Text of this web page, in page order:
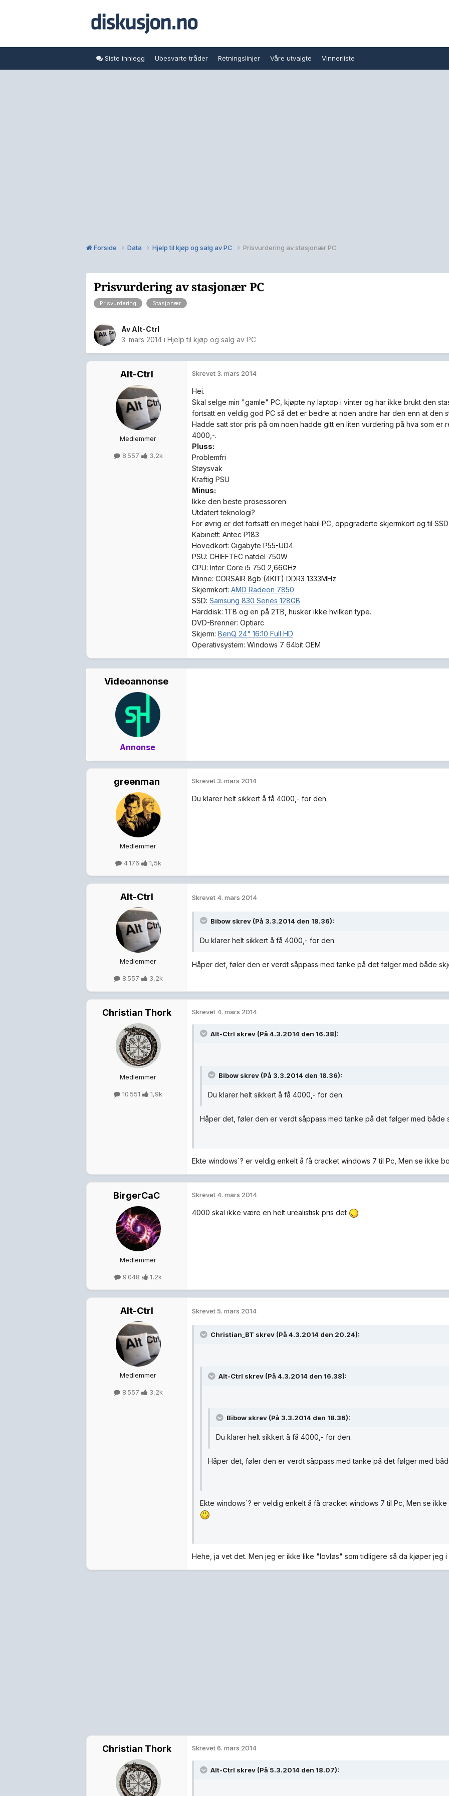
Siste innlegg Ubesvarte tråder Retningslinjer Våre utvalgte Vinnerliste
Forside Data Hjelp til kjøp og salg av PC Prisvurdering av stasjonær PC
Prisvurdering av stasjonær PC
Prisvurdering Stasjonær
Av Alt-Ctrl
3. mars 2014 i Hjelp til kjøp og salg av PC
Alt-Ctrl
Medlemmer
8 557 3,2k
Skrevet 3. mars 2014
Hei.
Skal selge min "gamle" PC, kjøpte ny laptop i vinter og har ikke brukt den
fortsatt en veldig god PC så det er bedre at noen andre har den enn at den
Hadde satt stor pris på om noen hadde gitt en liten vurdering på hva som er
4000,-.
Pluss:
Problemfri
Støysvak
Kraftig PSU
Minus:
Ikke den beste prosessoren
Utdatert teknologi?
For øvrig er det fortsatt en meget habil PC, oppgraderte skjermkort og til SSD
Kabinett: Antec P183
Hovedkort: Gigabyte P55-UD4
PSU: CHIEFTEC nätdel 750W
CPU: Inter Core i5 750 2,66GHz
Minne: CORSAIR 8gb (4KIT) DDR3 1333MHz
Skjermkort: AMD Radeon 7850
SSD: Samsung 830 Series 128GB
Harddisk: 1TB og en på 2TB, husker ikke hvilken type.
DVD-Brenner: Optiarc
Skjerm: BenQ 24" 16:10 Full HD
Operativsystem: Windows 7 64bit OEM
Videoannonse
Annonse
greenman
Medlemmer
4 176 1,5k
Skrevet 3. mars 2014
Du klarer helt sikkert å få 4000,- for den.
Alt-Ctrl
Medlemmer
8 557 3,2k
Skrevet 4. mars 2014
Bibow skrev (På 3.3.2014 den 18.36):
Du klarer helt sikkert å få 4000,- for den.
Håper det, føler den er verdt såppass med tanke på det følger med både
Christian Thork
Medlemmer
10 551 1,9k
Skrevet 4. mars 2014
Alt-Ctrl skrev (På 4.3.2014 den 16.38):
Bibow skrev (På 3.3.2014 den 18.36):
Du klarer helt sikkert å få 4000,- for den.
Håper det, føler den er verdt såppass med tanke på det følger med både
Ekte windows`? er veldig enkelt å få cracket windows 7 til Pc, Men se ikke
BirgerCaC
Medlemmer
9 048 1,2k
Skrevet 4. mars 2014
4000 skal ikke være en helt urealistisk pris det
Alt-Ctrl
Medlemmer
8 557 3,2k
Skrevet 5. mars 2014
Christian_BT skrev (På 4.3.2014 den 20.24):
Alt-Ctrl skrev (På 4.3.2014 den 16.38):
Bibow skrev (På 3.3.2014 den 18.36):
Du klarer helt sikkert å få 4000,- for den.
Håper det, føler den er verdt såppass med tanke på det følger med
Ekte windows`? er veldig enkelt å få cracket windows 7 til Pc, Men se
Hehe, ja vet det. Men jeg er ikke like "lovløs" som tidligere så da kjøper jeg i
Christian Thork Skrevet6. mars 2014
Alt-Ctrl skrev (På 5.3.2014 den 18.07):